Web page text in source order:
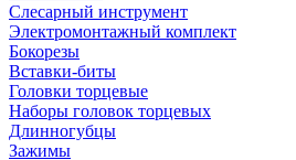
Слесарный инструмент
Электромонтажный комплект
Бокорезы
Вставки-биты
Головки торцевые
Наборы головок торцевых
Длинногубцы
Зажимы